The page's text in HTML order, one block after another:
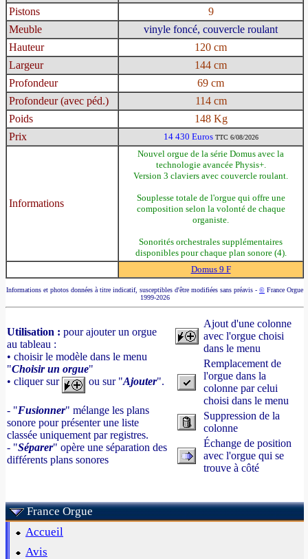
Pistons
9
Meuble
vinyle foncé, couvercle roulant
Hauteur
120 cm
Largeur
144 cm
Profondeur
69 cm
Profondeur (avec péd.)
114 cm
Poids
148 Kg
Prix
14 430 Euros TTC 6/08/2026
Informations
Nouvel orgue de la série Domus avec la
technologie avancée Physis+.
Version 3 claviers avec couvercle roulant.
Souplesse totale de l'orgue qui offre une
composition selon la volonté de chaque
organiste.
Sonorités orchestrales supplémentaires
disponibles pour chaque plan sonore (4).
Domus 9 F
Informations et photos données à titre indicatif, susceptibles d'être modifiées sans préavis - © France Orgue
1999-2026
Utilisation : pour ajouter un orgue
au tableau :
• choisir le modèle dans le menu
"Choisir un orgue"
• cliquer sur
ou sur "Ajouter".
- "Fusionner" mélange les plans
sonore pour présenter une liste
classée uniquement par registres.
- "Séparer" opère une séparation des
différents plans sonores
Ajout d'une colonne
avec l'orgue choisi
dans le menu
Remplacement de
l'orgue dans la
colonne par celui
choisi dans le menu
Suppression de la
colonne
Échange de position
avec l'orgue qui se
trouve à côté
France Orgue
Accueil
Avis